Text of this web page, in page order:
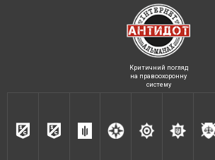
Критичний погляд
на правоохоронну
систему